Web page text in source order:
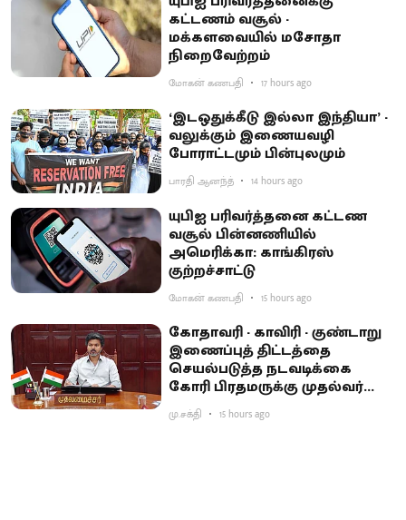
கட்டணம் வசூல் -
மக்களவையில் மசோதா
நிறைவேற்றம்
மோகன் கணபதி 17 hours ago
‘இடஒதுக்கீடு இல்லா இந்தியா’ -
வலுக்கும் இணையவழி
போராட்டமும் பின்புலமும்
பாரதி ஆனந்த் 14 hours ago
யுபிஐ பரிவர்த்தனை கட்டண
வசூல் பின்னணியில்
அமெரிக்கா: காங்கிரஸ்
குற்றச்சாட்டு
மோகன் கணபதி 15 hours ago
கோதாவரி - காவிரி - குண்டாறு
இணைப்புத் திட்டத்தை
செயல்படுத்த நடவடிக்கை
கோரி பிரதமருக்கு முதல்வர்
விஜய் கடிதம்
மு.சக்தி 15 hours ago